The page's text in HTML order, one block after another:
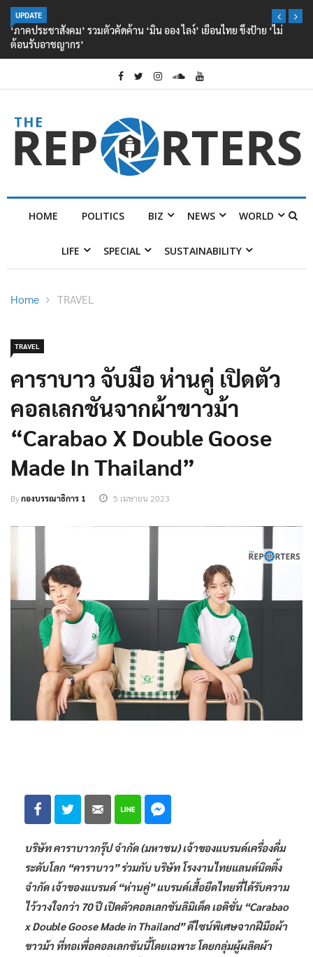
UPDATE
‘ภาคประชาสังคม’ รวมตัวคัดค้าน ‘มิน ออง ไลง์’ เยือนไทย ขึงป้าย ‘ไม่
ต้อนรับอาชญากร’
HOME POLITICS BIZ NEWS WORLD
LIFE SPECIAL SUSTAINABILITY
Home TRAVEL
TRAVEL
คาราบาว จับมือ ห่านคู่ เปิดตัว
คอลเลกชันจากผ้าขาวม้า
“Carabao X Double Goose
Made In Thailand”
Byกองบรรณาธิการ 1 5 เมษายน 2023
บริษัท คาราบาวกรุ๊ป จำกัด (มหาชน) เจ้าของแบรนด์เครื่องดื่ม
ระดับโลก “คาราบาว” ร่วมกับ บริษัท โรงงานไทยแลนด์นิตติ้ง
จำกัด เจ้าของแบรนด์ “ห่านคู่” แบรนด์เสื้อยืดไทยที่ได้รับความ
ไว้วางใจกว่า 70 ปี เปิดตัวคอลเลกชันลิมิเต็ด เอดิชั่น “Carabao
x Double Goose Made in Thailand” ดีไซน์พิเศษจากฝีมือผ้า
ขาวม้า ที่ทอเพื่อคอลเลกชันนี้โดยเฉพาะ โดยกลุ่มผู้ผลิตผ้า